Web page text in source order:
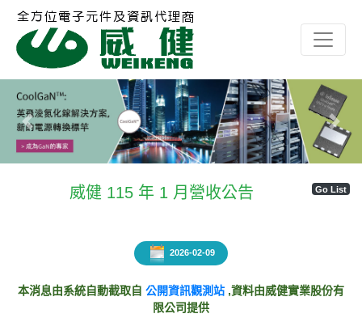
Previous Next
Go List
威健 115 年 1 月營收公告
2026-02-09
本消息由系統自動截取自 公開資訊觀測站 ,資料由威健實業股份有
限公司提供